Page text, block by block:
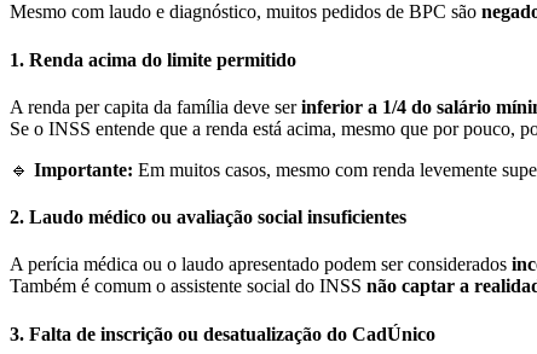
Mesmo com laudo e diagnóstico, muitos pedidos de BPC são
1. Renda acima do limite permitido
A renda per capita da família deve serinferior a 1/4 do salário
Se o INSS entende que a renda está acima, mesmo que por pouco,
🔹 Importante: Em muitos casos, mesmo com renda levemente
2. Laudo médico ou avaliação social insuficientes
A perícia médica ou o laudo apresentado podem ser considerados
Também é comum o assistente social do INSS não captar a
3. Falta de inscrição ou desatualização do CadÚnico